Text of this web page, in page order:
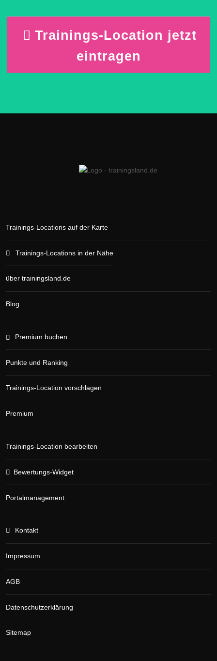
Trainings-Location jetzt
eintragen
Trainings-Locations auf der Karte
Trainings-Locations in der Nähe
über trainingsland.de
Blog
Premium buchen
Punkte und Ranking
Trainings-Location vorschlagen
Premium
Trainings-Location bearbeiten
Bewertungs-Widget
Portalmanagement
Kontakt
Impressum
AGB
Datenschutzerklärung
Sitemap